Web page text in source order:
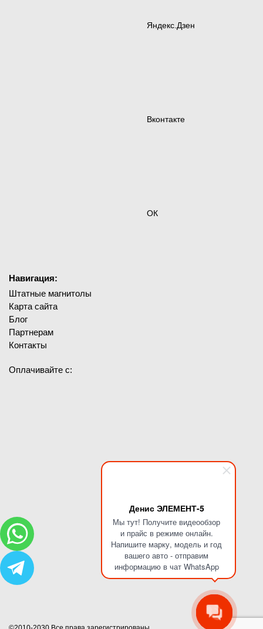
Денис ЭЛЕМЕНТ-5
Мы тут! Получите видеообзор
и прайс в режиме онлайн.
Напишите марку, модель и год
вашего авто - отправим
информацию в чат WhatsApp
Яндекс.Дзен
Вконтакте
ОК
Навигация:
Штатные магнитолы
Карта сайта
Блог
Партнерам
Контакты
Оплачивайте с: